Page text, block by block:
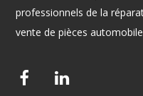
professionnels de la
vente de pièces automobile
F
L